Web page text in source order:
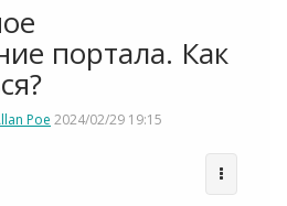
портала. Как
Poe 2024/02/29 19:15